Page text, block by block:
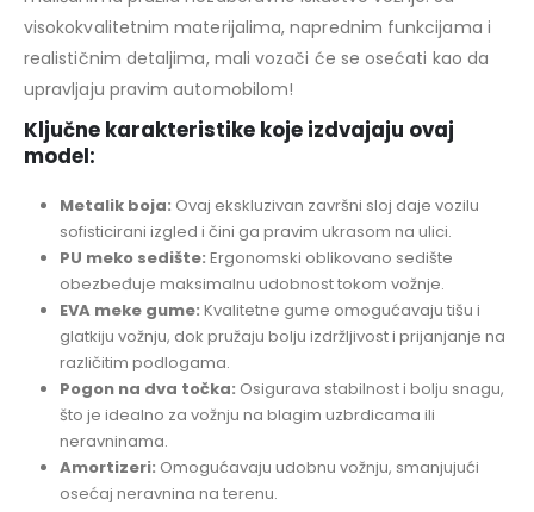
visokokvalitetnim materijalima, naprednim funkcijama i
realističnim detaljima, mali vozači će se osećati kao da
upravljaju pravim automobilom!
Ključne karakteristike koje izdvajaju ovaj
model:
Metalik boja: Ovaj ekskluzivan završni sloj daje vozilu
sofisticirani izgled i čini ga pravim ukrasom na ulici.
PU meko sedište: Ergonomski oblikovano sedište
obezbeđuje maksimalnu udobnost tokom vožnje.
EVA meke gume: Kvalitetne gume omogućavaju tišu i
glatkiju vožnju, dok pružaju bolju izdržljivost i prijanjanje na
različitim podlogama.
Pogon na dva točka: Osigurava stabilnost i bolju snagu,
što je idealno za vožnju na blagim uzbrdicama ili
neravninama.
Amortizeri: Omogućavaju udobnu vožnju, smanjujući
osećaj neravnina na terenu.